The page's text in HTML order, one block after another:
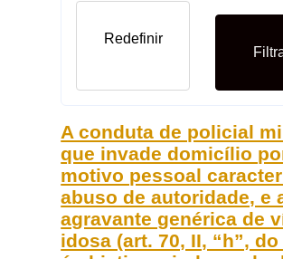
Redefinir
A conduta de policial
que invade domicílio
motivo pessoal
abuso de autoridade, e
agravante genérica de
idosa (art. 70, II, “h”, do